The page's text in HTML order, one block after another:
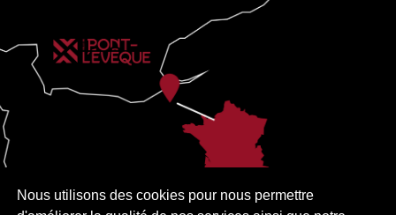
Nous utilisons des cookies pour nous permettre